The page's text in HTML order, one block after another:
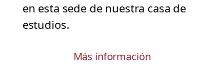
en esta sede de nuestra casa de
estudios.
Más información